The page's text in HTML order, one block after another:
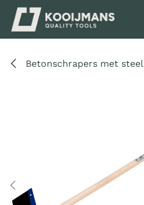
Overslaan naar inhoud
Betonschrapers met steel